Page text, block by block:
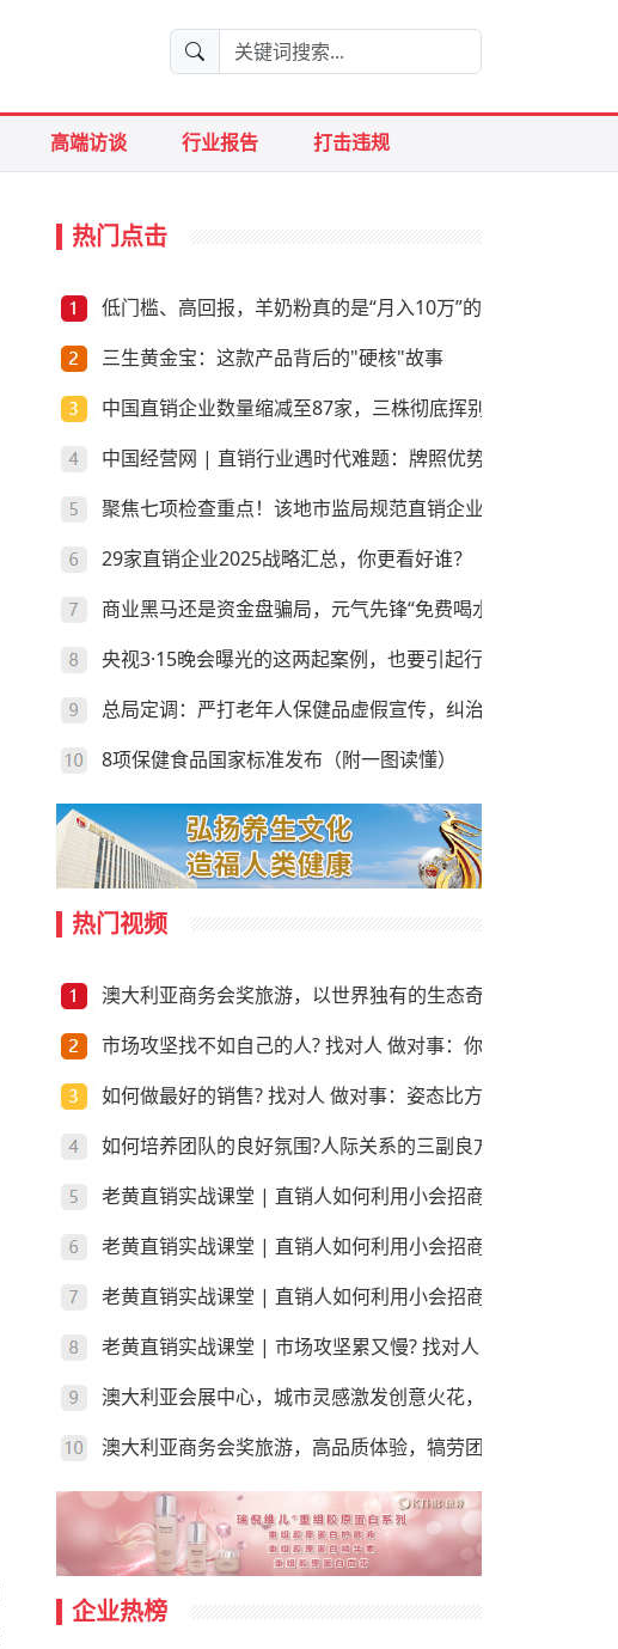
高端访谈 行业报告 打击违规
热门点击
低门槛、高回报，羊奶粉真的是“月入10万”的好生意？
三生黄金宝：这款产品背后的"硬核"故事
中国直销企业数量缩减至87家，三株彻底挥别直销
中国经营网 | 直销行业遇时代难题：牌照优势是否尚存
聚焦七项检查重点！该地市监局规范直销企业经营行为
29家直销企业2025战略汇总，你更看好谁？
商业黑马还是资金盘骗局，元气先锋“免费喝水赚钱”靠谱吗？
央视3·15晚会曝光的这两起案例，也要引起行业的足够重视
总局定调：严打老年人保健品虚假宣传，纠治违规异地执法
8项保健食品国家标准发布（附一图读懂）
热门视频
澳大利亚商务会奖旅游，以世界独有的生态奇观与前沿商务
市场攻坚找不如自己的人? 找对人 做对事：你需要“向上”推荐
如何做最好的销售? 找对人 做对事：姿态比方法更重要!
如何培养团队的良好氛围?人际关系的三副良方和三副毒药！
老黄直销实战课堂 | 直销人如何利用小会招商和销售？第三
老黄直销实战课堂 | 直销人如何利用小会招商和销售？第二
老黄直销实战课堂 | 直销人如何利用小会招商和销售？第一
老黄直销实战课堂 | 市场攻坚累又慢? 找对人 做对事：学会
澳大利亚会展中心，城市灵感激发创意火花，尽享“澳”世之美
澳大利亚商务会奖旅游，高品质体验，犒劳团队的“玩”美之地
企业热榜